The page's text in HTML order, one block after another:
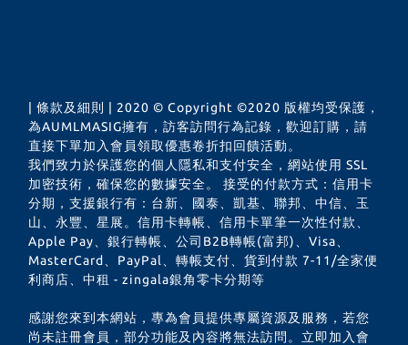
| 條款及細則 | 2020 © Copyright ©2020 版權均受保護，
為AUMLMASIG擁有，訪客訪問行為記錄，歡迎訂購，請
直接下單加入會員領取優惠卷折扣回饋活動。
我們致力於保護您的個人隱私和支付安全，網站使用 SSL
加密技術，確保您的數據安全。 接受的付款方式：信用卡
分期，支援銀行有：台新、國泰、凱基、聯邦、中信、玉
山、永豐、星展。信用卡轉帳、信用卡單筆一次性付款、
Apple Pay、銀行轉帳、公司B2B轉帳(富邦)、Visa、
MasterCard、PayPal、轉帳支付、貨到付款 7-11/全家便
利商店、中租 - zingala銀角零卡分期等
感謝您來到本網站，專為會員提供專屬資源及服務，若您
尚未註冊會員，部分功能及內容將無法訪問。立即加入會